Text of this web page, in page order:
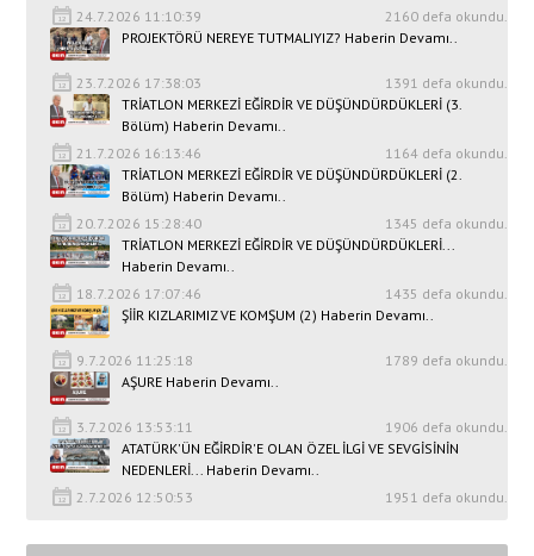
24.7.2026 11:10:39
2160 defa okundu.
PROJEKTÖRÜ NEREYE TUTMALIYIZ? Haberin Devamı..
23.7.2026 17:38:03
1391 defa okundu.
TRİATLON MERKEZİ EĞİRDİR VE DÜŞÜNDÜRDÜKLERİ (3.
Bölüm) Haberin Devamı..
21.7.2026 16:13:46
1164 defa okundu.
TRİATLON MERKEZİ EĞİRDİR VE DÜŞÜNDÜRDÜKLERİ (2.
Bölüm) Haberin Devamı..
20.7.2026 15:28:40
1345 defa okundu.
TRİATLON MERKEZİ EĞİRDİR VE DÜŞÜNDÜRDÜKLERİ...
Haberin Devamı..
18.7.2026 17:07:46
1435 defa okundu.
ŞİİR KIZLARIMIZ VE KOMŞUM (2) Haberin Devamı..
9.7.2026 11:25:18
1789 defa okundu.
AŞURE Haberin Devamı..
3.7.2026 13:53:11
1906 defa okundu.
ATATÜRK'ÜN EĞİRDİR'E OLAN ÖZEL İLGİ VE SEVGİSİNİN
NEDENLERİ... Haberin Devamı..
2.7.2026 12:50:53
1951 defa okundu.